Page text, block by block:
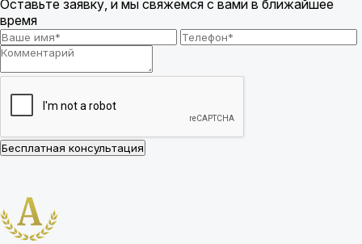
Оставьте заявку, и мы свяжемся с вами в ближайшее
время
Бесплатная консультация